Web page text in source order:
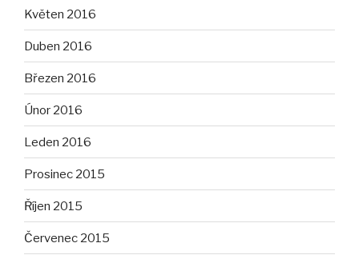
Květen 2016
Duben 2016
Březen 2016
Únor 2016
Leden 2016
Prosinec 2015
Říjen 2015
Červenec 2015